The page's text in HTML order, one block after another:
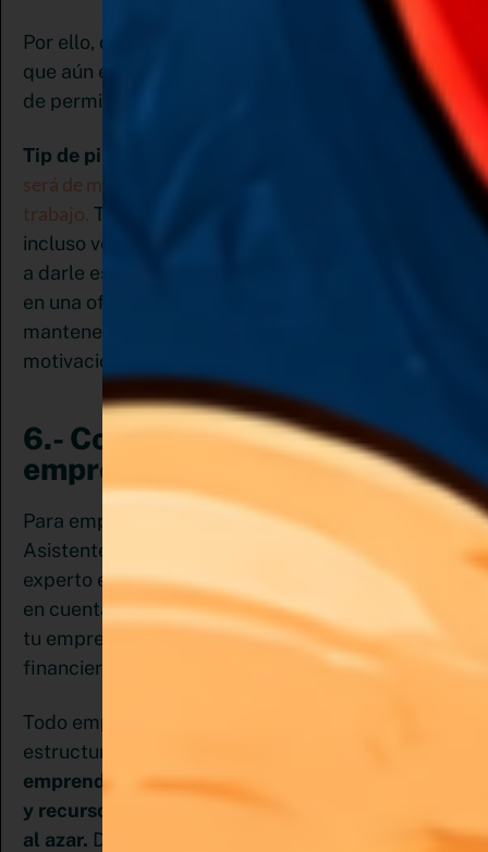
Por ello, debes tener empuje e iniciativa. Saber
que aún en los días donde tu motivación se vaya
de permiso, tú tendrás que seguir trabajando.
Tip de pinemprendedora:
Crear buenos hábitos
será de mucha ayuda a la hora de organizar el
trabajo. Tener un espacio de trabajo definido e
incluso vestirse para empezar la jornada ayudará
a darle ese carácter de formalidad que tendrías
en una oficina y psicológicamente te ayudan a
mantener el compromiso, el enfoque y la
motivación
6.- Conoces las bases de
emprender un negocio
Para emprender como Pinterest Manager o
Asistente virtual de Pinterest no solo debes ser
experto en la plataforma. También debes tener
en cuenta otros aspectos antes de arrancar con
tu emprendimiento, sobre todo en materia legal y
financiera.
Todo emprendimiento necesita un soporte, una
estructura, bases leales que lo soporten.
emprender invertimos mucho tiempo, esfuerzo
y recursos, por ello es importante no dejar nada
al azar. Debes conocer las bases de todo